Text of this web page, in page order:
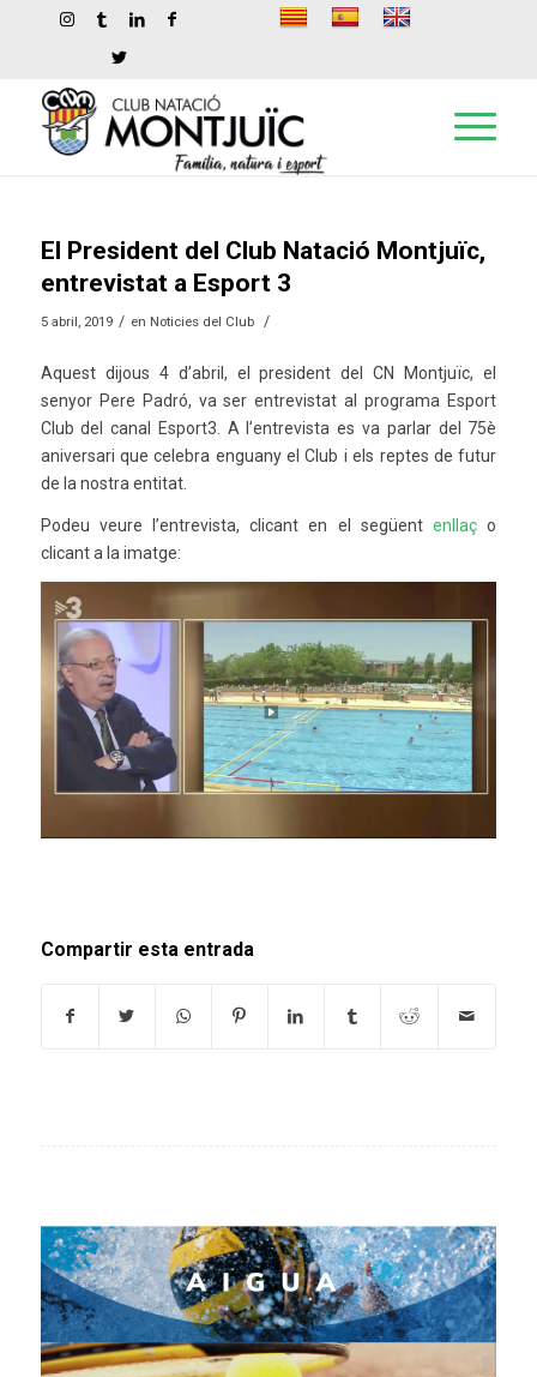
El President del Club Natació Montjuïc,
entrevistat a Esport 3
5 abril, 2019 / en Noticies del Club /
Aquest dijous 4 d’abril, el president del CN Montjuïc, el
senyor Pere Padró, va ser entrevistat al programa Esport
Club del canal Esport3. A l’entrevista es va parlar del 75è
aniversari que celebra enguany el Club i els reptes de futur
de la nostra entitat.
Podeu veure l’entrevista, clicant en el següentenllaç o
clicant a la imatge:
Compartir esta entrada